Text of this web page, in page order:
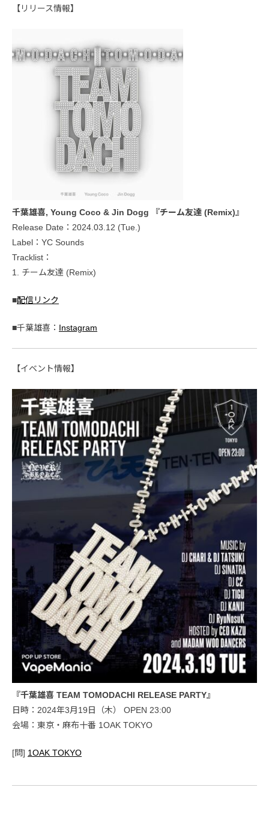
【リリース情報】
千葉雄喜, Young Coco & Jin Dogg 『チーム友達 (Remix)』
Release Date：2024.03.12 (Tue.)
Label：YC Sounds
Tracklist：
1. チーム友達 (Remix)
■配信リンク
■千葉雄喜： Instagram
【イベント情報】
『千葉雄喜 TEAM TOMODACHI RELEASE PARTY』
日時：2024年3月19日（木） OPEN 23:00
会場：東京・麻布十番 1OAK TOKYO
[問] 1OAK TOKYO